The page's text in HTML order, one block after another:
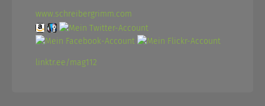
www.schreibergrimm.com
linktr.ee/mag112